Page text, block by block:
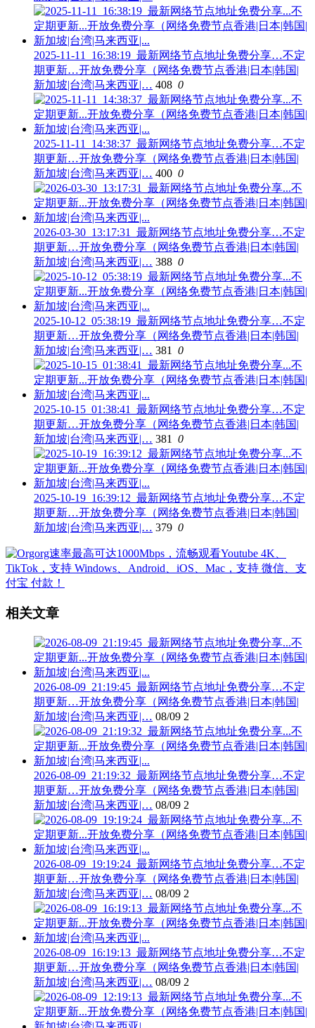
2025-11-11_16:38:19_最新网络节点地址免费分享…不定
期更新…开放免费分享（网络免费节点香港|日本|韩国|
新加坡|台湾|马来西亚|… 408 0
2025-11-11_14:38:37_最新网络节点地址免费分享…不定
期更新…开放免费分享（网络免费节点香港|日本|韩国|
新加坡|台湾|马来西亚|… 400 0
2026-03-30_13:17:31_最新网络节点地址免费分享…不定
期更新…开放免费分享（网络免费节点香港|日本|韩国|
新加坡|台湾|马来西亚|… 388 0
2025-10-12_05:38:19_最新网络节点地址免费分享…不定
期更新…开放免费分享（网络免费节点香港|日本|韩国|
新加坡|台湾|马来西亚|… 381 0
2025-10-15_01:38:41_最新网络节点地址免费分享…不定
期更新…开放免费分享（网络免费节点香港|日本|韩国|
新加坡|台湾|马来西亚|… 381 0
2025-10-19_16:39:12_最新网络节点地址免费分享…不定
期更新…开放免费分享（网络免费节点香港|日本|韩国|
新加坡|台湾|马来西亚|… 379 0
相关文章
2026-08-09_21:19:45_最新网络节点地址免费分享…不定
期更新…开放免费分享（网络免费节点香港|日本|韩国|
新加坡|台湾|马来西亚|… 08/09 2
2026-08-09_21:19:32_最新网络节点地址免费分享…不定
期更新…开放免费分享（网络免费节点香港|日本|韩国|
新加坡|台湾|马来西亚|… 08/09 2
2026-08-09_19:19:24_最新网络节点地址免费分享…不定
期更新…开放免费分享（网络免费节点香港|日本|韩国|
新加坡|台湾|马来西亚|… 08/09 2
2026-08-09_16:19:13_最新网络节点地址免费分享…不定
期更新…开放免费分享（网络免费节点香港|日本|韩国|
新加坡|台湾|马来西亚|… 08/09 2